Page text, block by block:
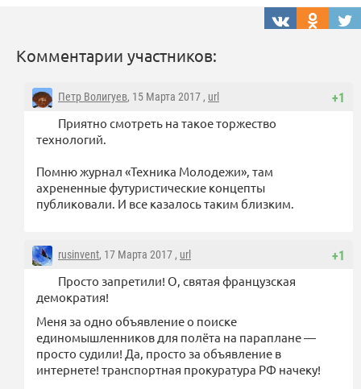
Комментарии участников:
+1
Петр Волигуев, 15 Марта 2017 , url
Приятно смотреть на такое торжество
технологий.
Помню журнал «Техника Молодежи», там
ахрененные футуристические концепты
публиковали. И все казалось таким близким.
+1
rusinvent, 17 Марта 2017 , url
Просто запретили! О, святая французская
демократия!
Меня за одно объявление о поиске
единомышленников для полёта на параплане —
просто судили! Да, просто за объявление в
интернете! транспортная прокуратура РФ начеку!